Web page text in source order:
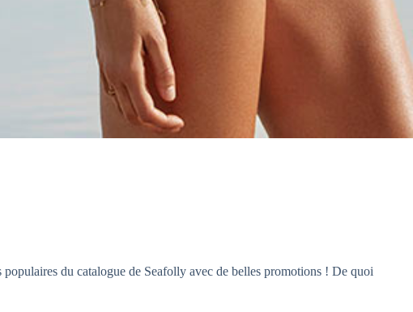
populaires du catalogue de Seafolly avec de belles promotions ! De quoi